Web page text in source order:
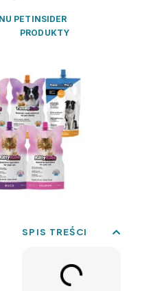
PETINSIDER
PRODUKTY
SPIS TREŚCI